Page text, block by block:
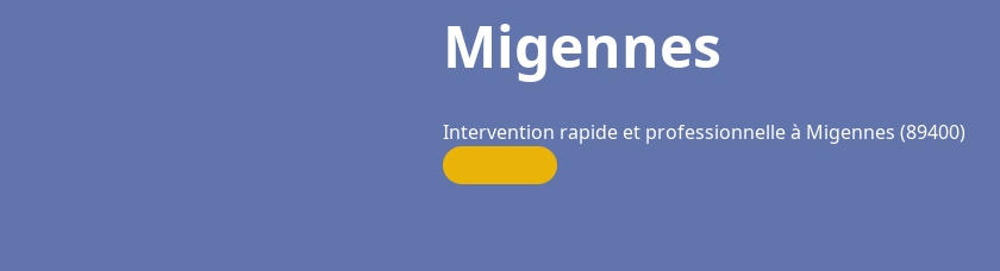
Migennes
Intervention rapide et professionnelle à Migennes (89400)